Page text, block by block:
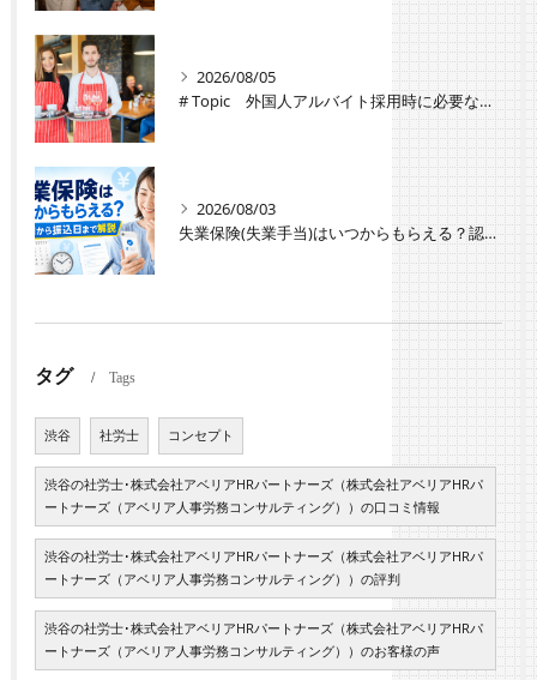
2026/08/05
# Topic 外国人アルバイト採用時に必要な手続きと注意点
2026/08/03
失業保険(失業手当)はいつからもらえる？認定日から振込日までのスケジュールや種類・条件を解説
タグ Tags
渋谷 社労士 コンセプト
渋谷の社労士･株式会社アベリアHRパートナーズ（株式会社アベリアHRパ
ートナーズ（アベリア人事労務コンサルティング））の口コミ情報
渋谷の社労士･株式会社アベリアHRパートナーズ（株式会社アベリアHRパ
ートナーズ（アベリア人事労務コンサルティング））の評判
渋谷の社労士･株式会社アベリアHRパートナーズ（株式会社アベリアHRパ
ートナーズ（アベリア人事労務コンサルティング））のお客様の声